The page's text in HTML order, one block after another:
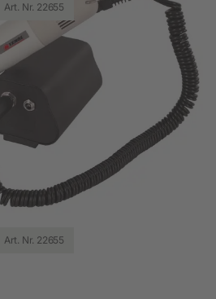
Art. Nr. 22655
Art. Nr. 22655
Art. Nr. 22655